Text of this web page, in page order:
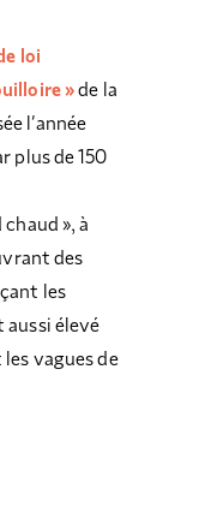
loi
»de la
l’année
plus de 150
», à
des
les
aussi élevé
vagues de